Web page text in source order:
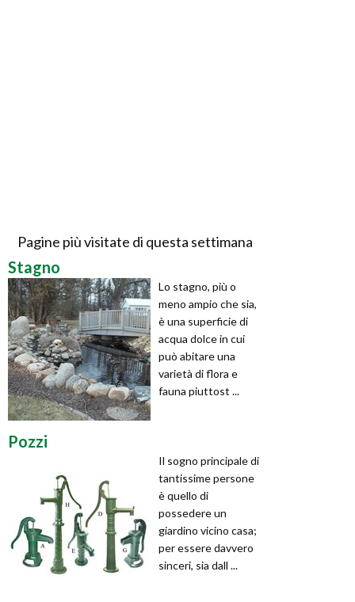
Pagine più visitate di questa settimana
Stagno
Lo stagno, più o
meno ampio che sia,
è una superficie di
acqua dolce in cui
può abitare una
varietà di flora e
fauna piuttost ...
Pozzi
Il sogno principale di
tantissime persone
è quello di
possedere un
giardino vicino casa;
per essere davvero
sinceri, sia dall ...